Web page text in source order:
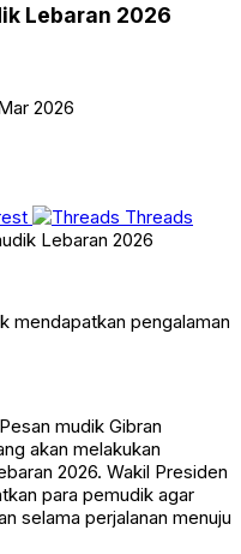
Lebaran 2026
2026
Threads
mendapatkan pengalaman
Pesan mudik Gibran
akan melakukan
2026. Wakil Presiden
para pemudik agar
selama perjalanan menuju